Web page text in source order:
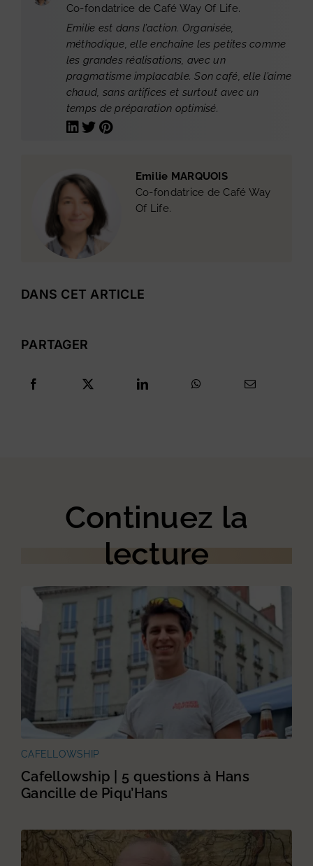
Emilie MARQUOIS
Co-fondatrice de Café Way
Of Life.
DANS CET ARTICLE
PARTAGER
Co-fondatrice de Café Way Of Life.
Emilie est dans l’action. Organisée,
méthodique, elle enchaîne les petites comme
les grandes réalisations, avec un
pragmatisme implacable. Son café, elle l’aime
chaud, sans artifices et surtout avec un
temps de préparation optimisé.
Continuez la
lecture
CAFELLOWSHIP
Cafellowship | 5 questions à Hans
Gancille de Piqu’Hans